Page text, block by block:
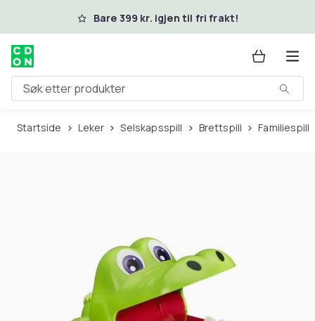
Hopp til hovedinnholdBare 399 kr. igjen til fri frakt!
Søk etter produkter
Startside Leker Selskapsspill Brettspill Familiespill